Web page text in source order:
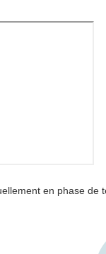
en phase de